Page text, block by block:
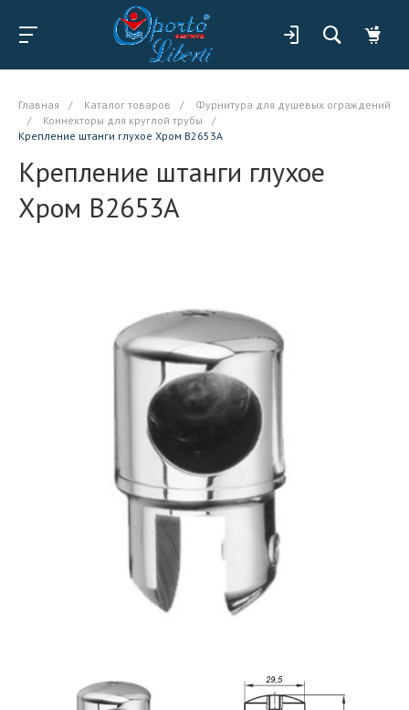
Главная / Каталог товаров /
Фурнитура для душевых ограждений
/
Коннекторы для круглой трубы
/
Крепление штанги глухое Хром B2653A
Крепление штанги глухое
Хром B2653A